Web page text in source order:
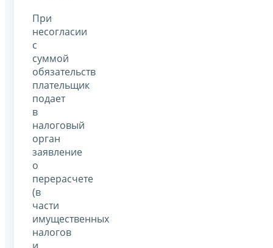
При
несогласии
с
суммой
обязательств
плательщик
подает
в
налоговый
орган
заявление
о
перерасчете
(в
части
имущественных
налогов
и